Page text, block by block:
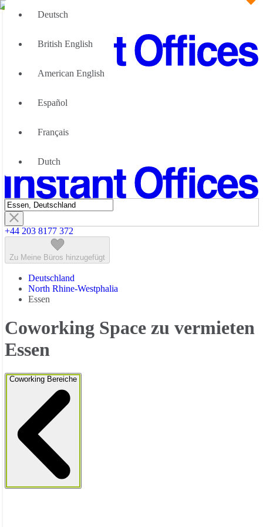
Wir können Ihnen helfen
Über uns
Kontaktiere Uns
+44 203 8177 372
Zu Meine Büros hinzugefügt
Deutschland
North Rhine-Westphalia
Essen
Coworking Space zu vermieten
Essen
Coworking Bereiche
Deutsch
British English
American English
Español
Français
Dutch